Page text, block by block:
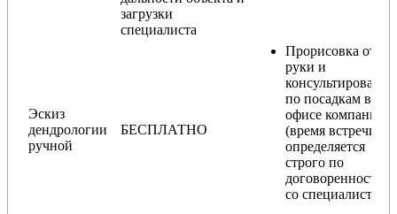
загрузки
специалиста
Эскиз
дендрологии
ручной
БЕСПЛАТНО
Прорисовка от
руки и
консультирование
по посадкам в
офисе компании
(время встречи
определяется
строго по
договоренности
со специалистом)